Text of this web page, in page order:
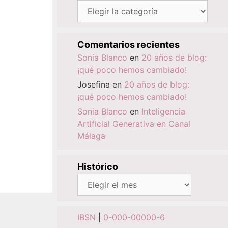
Categorías
Comentarios recientes
Sonia Blanco en 20 años de blog:
¡qué poco hemos cambiado!
Josefina en 20 años de blog:
¡qué poco hemos cambiado!
Sonia Blanco en Inteligencia
Artificial Generativa en Canal
Málaga
Histórico
Histórico
IBSN 0-000-00000-6